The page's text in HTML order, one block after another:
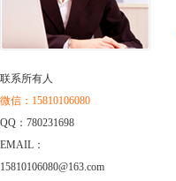
联系所有人
微信：15810106080
QQ：780231698
EMAIL：
15810106080@163.com